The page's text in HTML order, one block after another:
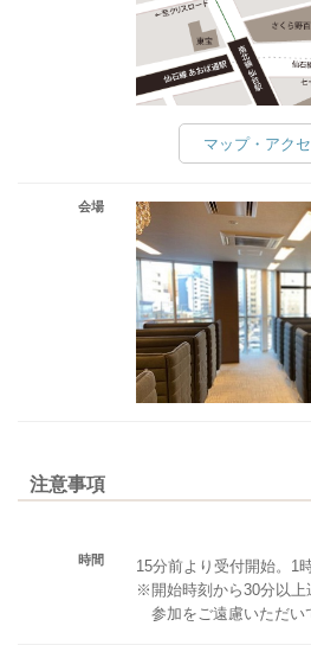
マップ・アク
会場
注意事項
時間
15分前より受付開始。1
※開始時刻から30分以上
参加をご遠慮いただい